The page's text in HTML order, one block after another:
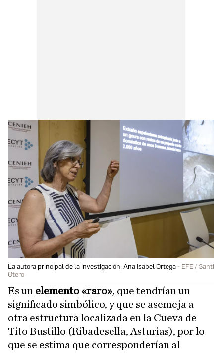
La autora principal de la investigación, Ana Isabel Ortega
EFE / Santi
Otero
Es un elemento «raro», que tendrían un
significado simbólico, y que se asemeja a
otra estructura localizada en la Cueva de
Tito Bustillo (Ribadesella, Asturias), por lo
que se estima que corresponderían al